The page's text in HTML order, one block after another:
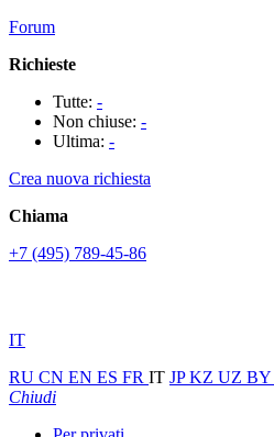
Forum
Richieste
Tutte: -
Non chiuse: -
Ultima: -
Crea nuova richiesta
Chiama
+7 (495) 789-45-86
IT
RU CN EN ES FR IT JPKZ UZ BY
Chiudi